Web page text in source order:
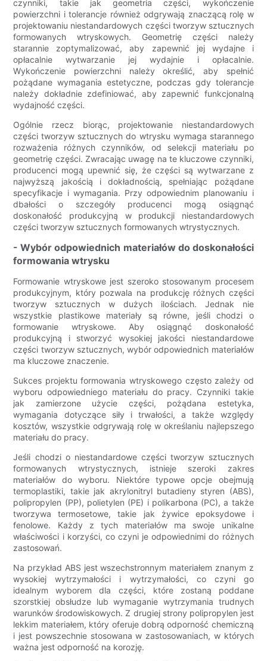
czynniki, takie jak geometria części, wykończenie
powierzchni i tolerancje również odgrywają znaczącą rolę w
projektowaniu niestandardowych części tworzyw sztucznych
formowanych wtryskowych. Geometrię części należy
starannie zoptymalizować, aby zapewnić jej wydajne i
opłacalnie wytwarzanie jej wydajnie i opłacalnie.
Wykończenie powierzchni należy określić, aby spełnić
pożądane wymagania estetyczne, podczas gdy tolerancje
należy dokładnie zdefiniować, aby zapewnić funkcjonalną
wydajność części.
Ogólnie rzecz biorąc, projektowanie niestandardowych
części tworzyw sztucznych do wtrysku wymaga starannego
rozważenia różnych czynników, od selekcji materiału po
geometrię części. Zwracając uwagę na te kluczowe czynniki,
producenci mogą upewnić się, że części są wytwarzane z
najwyższą jakością i dokładnością, spełniając pożądane
specyfikacje i wymagania. Przy odpowiednim planowaniu i
dbałości o szczegóły producenci mogą osiągnąć
doskonałość produkcyjną w produkcji niestandardowych
części tworzyw sztucznych formowanych wtrystycznych.
- Wybór odpowiednich materiałów do doskonałości
formowania wtrysku
Formowanie wtryskowe jest szeroko stosowanym procesem
produkcyjnym, który pozwala na produkcję różnych części
tworzyw sztucznych w dużych ilościach. Jednak nie
wszystkie plastikowe materiały są równe, jeśli chodzi o
formowanie wtryskowe. Aby osiągnąć doskonałość
produkcyjną i stworzyć wysokiej jakości niestandardowe
części tworzyw sztucznych, wybór odpowiednich materiałów
ma kluczowe znaczenie.
Sukces projektu formowania wtryskowego często zależy od
wyboru odpowiedniego materiału do pracy. Czynniki takie
jak zamierzone użycie części, pożądana estetyka,
wymagania dotyczące siły i trwałości, a także względy
kosztów, wszystkie odgrywają rolę w określaniu najlepszego
materiału do pracy.
Jeśli chodzi o niestandardowe części tworzyw sztucznych
formowanych wtrystycznych, istnieje szeroki zakres
materiałów do wyboru. Niektóre typowe opcje obejmują
termoplastiki, takie jak akrylonitryl butadieny styren (ABS),
polipropylen (PP), polietylen (PE) i polikarbona (PC), a także
tworzywa termosetowe, takie jak żywice epoksydowe i
fenolowe. Każdy z tych materiałów ma swoje unikalne
właściwości i korzyści, co czyni je odpowiednimi do różnych
zastosowań.
Na przykład ABS jest wszechstronnym materiałem znanym z
wysokiej wytrzymałości i wytrzymałości, co czyni go
idealnym wyborem dla części, które zostaną poddane
szorstkiej obsłudze lub wymaganie wytrzymania trudnych
warunków środowiskowych. Z drugiej strony polipropylen jest
lekkim materiałem, który oferuje dobrą odporność chemiczną
i jest powszechnie stosowana w zastosowaniach, w których
ważna jest odporność na korozję.